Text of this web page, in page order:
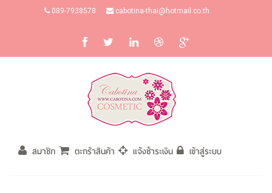
089-7938578 cabotina-thai@hotmail.co.th
สมาชิก ตะกร้าสินค้า แจ้งชำระเงิน เข้าสู่ระบบ